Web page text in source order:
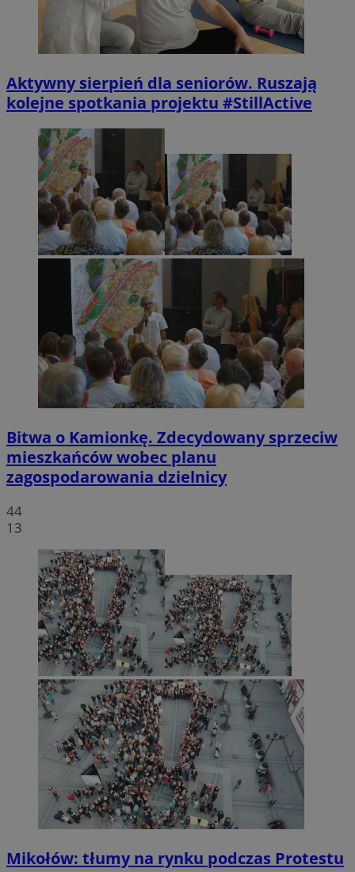
Aktywny sierpień dla seniorów. Ruszają
kolejne spotkania projektu #StillActive
Bitwa o Kamionkę. Zdecydowany sprzeciw
mieszkańców wobec planu
zagospodarowania dzielnicy
44
13
Mikołów: tłumy na rynku podczas Protestu